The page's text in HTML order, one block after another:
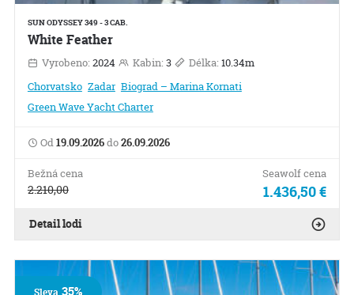
SUN ODYSSEY 349 - 3 CAB.
White Feather
Vyrobeno: 2024 Kabin: 3 Délka: 10.34m
Chorvatsko Zadar Biograd – Marina Kornati
Green Wave Yacht Charter
Od19.09.2026do26.09.2026
Bežná cena
2.210,00
Seawolf cena
1.436,50 €
Detail lodi
35%